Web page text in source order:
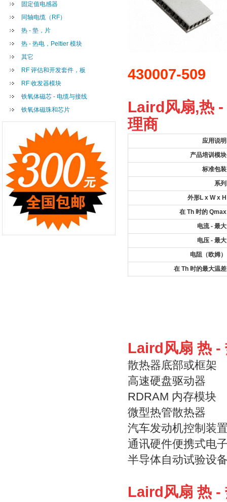
固定值电感器
同轴电缆（RF）
热 - 垫，片
热 - 热电，Peltier 模块
其它
RF 评估和开发套件，板
RF 收发器模块
铁氧体磁芯 - 电缆与接线
铁氧体磁珠和芯片
430007-509
Laird风扇,热
理商
应用说
产品培训模
标准包
系
外形L x W x
在 Th 时的
电流 - 最
电压 - 最
电阻（欧姆
在 Th 时的最大温
Laird风扇 热 -
散热器底部或框架
高速硬盘驱动器
RDRAM 内存模块
微型热管散热器
汽车发动机控制装
通讯硬件便携式电
半导体自动试验设
Laird风扇 热 -